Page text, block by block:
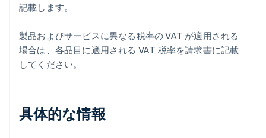
記載します。
製品およびサービスに異なる税率の VAT が適用される
場合は、各品目に適用される VAT 税率を請求書に記載
してください。
具体的な情報